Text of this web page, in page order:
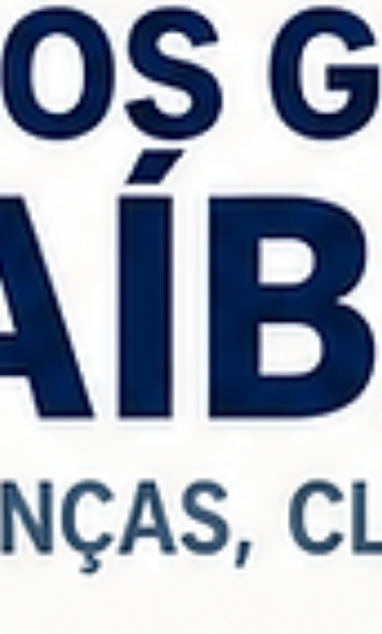
organiza em torno da disputa entre campos
ideológicos claramente definidos, a política
roraimense tem sido marcada pela
predominância de lideranças e coalizões
situadas no campo conservador.